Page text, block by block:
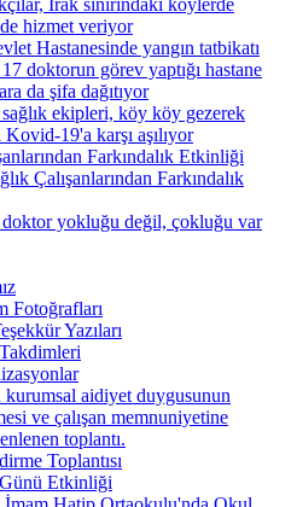
hizmet veriyor
Hastanesinde yangın tatbikatı
doktorun görev yaptığı hastane
da şifa dağıtıyor
ekipleri, köy köy gezerek
Kovid-19'a karşı aşılıyor
Farkındalık Etkinliği
Çalışanlarından Farkındalık
yokluğu değil, çokluğu var
Fotoğrafları
Yazıları
kurumsal aidiyet duygusunun
ve çalışan memnuniyetine
toplantı.
Toplantısı
Etkinliği